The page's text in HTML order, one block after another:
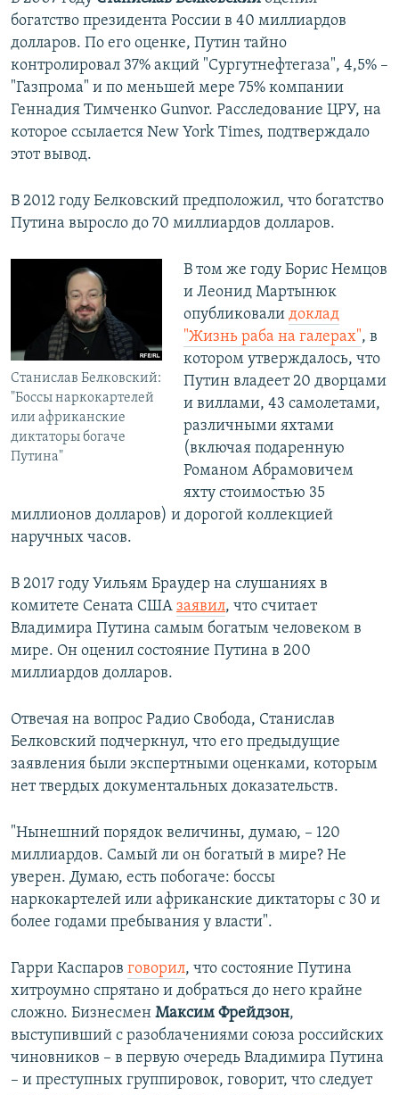
богатство президента России в 40 миллиардов
долларов. По его оценке, Путин тайно
контролировал 37% акций "Сургутнефтегаза", 4,5% –
"Газпрома" и по меньшей мере 75% компании
Геннадия Тимченко Gunvor. Расследование ЦРУ, на
которое ссылается New York Times, подтверждало
этот вывод.
В 2012 году Белковский предположил, что богатство
Путина выросло до 70 миллиардов долларов.
Станислав Белковский:
"Боссы наркокартелей
или африканские
диктаторы богаче
Путина"
В том же году Борис Немцов
и Леонид Мартынюк
опубликовали доклад
"Жизнь раба на галерах", в
котором утверждалось, что
Путин владеет 20 дворцами
и виллами, 43 самолетами,
различными яхтами
(включая подаренную
Романом Абрамовичем
яхту стоимостью 35
миллионов долларов) и дорогой коллекцией
наручных часов.
В 2017 году Уильям Браудер на слушаниях в
комитете Сената США заявил, что считает
Владимира Путина самым богатым человеком в
мире. Он оценил состояние Путина в 200
миллиардов долларов.
Отвечая на вопрос Радио Свобода, Станислав
Белковский подчеркнул, что его предыдущие
заявления были экспертными оценками, которым
нет твердых документальных доказательств.
"Нынешний порядок величины, думаю, – 120
миллиардов. Самый ли он богатый в мире? Не
уверен. Думаю, есть побогаче: боссы
наркокартелей или африканские диктаторы с 30 и
более годами пребывания у власти".
Гарри Каспаров говорил, что состояние Путина
хитроумно спрятано и добраться до него крайне
сложно. Бизнесмен Максим Фрейдзон,
выступивший с разоблачениями союза российских
чиновников – в первую очередь Владимира Путина
– и преступных группировок, говорит, что следует